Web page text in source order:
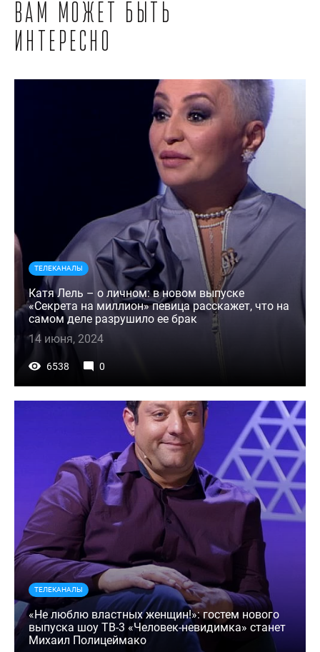
Вам может быть
интересно
ТЕЛЕКАНАЛЫ
Катя Лель – о личном: в новом выпуске
«Секрета на миллион» певица расскажет, что на
самом деле разрушило ее брак
14 июня, 2024
6538 0
ТЕЛЕКАНАЛЫ
«Не люблю властных женщин!»: гостем нового
выпуска шоу ТВ-3 «Человек-невидимка» станет
Михаил Полицеймако